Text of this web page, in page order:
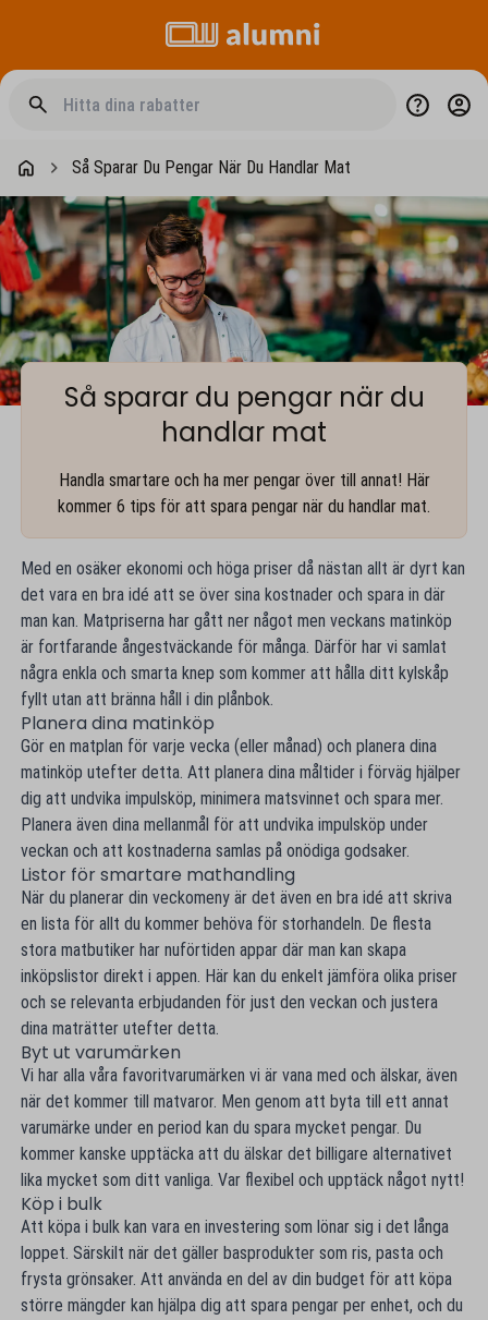
Så Sparar Du Pengar När Du Handlar Mat
Så sparar du pengar när du
handlar mat
Handla smartare och ha mer pengar över till annat! Här
kommer 6 tips för att spara pengar när du handlar mat.
Med en osäker ekonomi och höga priser då nästan allt är dyrt kan
det vara en bra idé att se över sina kostnader och spara in där
man kan. Matpriserna har gått ner något men veckans matinköp
är fortfarande ångestväckande för många. Därför har vi samlat
några enkla och smarta knep som kommer att hålla ditt kylskåp
fyllt utan att bränna håll i din plånbok.
Planera dina matinköp
Gör en matplan för varje vecka (eller månad) och planera dina
matinköp utefter detta. Att planera dina måltider i förväg hjälper
dig att undvika impulsköp, minimera matsvinnet och spara mer.
Planera även dina mellanmål för att undvika impulsköp under
veckan och att kostnaderna samlas på onödiga godsaker.
Listor för smartare mathandling
När du planerar din veckomeny är det även en bra idé att skriva
en lista för allt du kommer behöva för storhandeln. De flesta
stora matbutiker har nuförtiden appar där man kan skapa
inköpslistor direkt i appen. Här kan du enkelt jämföra olika priser
och se relevanta erbjudanden för just den veckan och justera
dina maträtter utefter detta.
Byt ut varumärken
Vi har alla våra favoritvarumärken vi är vana med och älskar, även
när det kommer till matvaror. Men genom att byta till ett annat
varumärke under en period kan du spara mycket pengar. Du
kommer kanske upptäcka att du älskar det billigare alternativet
lika mycket som ditt vanliga. Var flexibel och upptäck något nytt!
Köp i bulk
Att köpa i bulk kan vara en investering som lönar sig i det långa
loppet. Särskilt när det gäller basprodukter som ris, pasta och
frysta grönsaker. Att använda en del av din budget för att köpa
större mängder kan hjälpa dig att spara pengar per enhet, och du